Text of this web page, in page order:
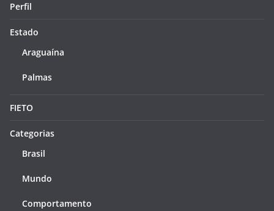
Perfil
Estado
Araguaína
Palmas
FIETO
Categorias
Brasil
Mundo
Comportamento